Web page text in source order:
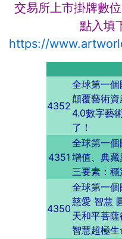
交易所上市掛牌數
點入填
https://
4352
全球第一個
顛覆藝術
4.0數字藝
了！
4351
全球第一個
增值、典
三要素：
4350
全球第一
慈愛 智慧
天和平菩
智慧超極